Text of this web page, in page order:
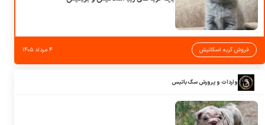
فروش گربه اسکاتیش ۴ مرداد ۱۴۰۵
واردات و پرورش سگ باتیس